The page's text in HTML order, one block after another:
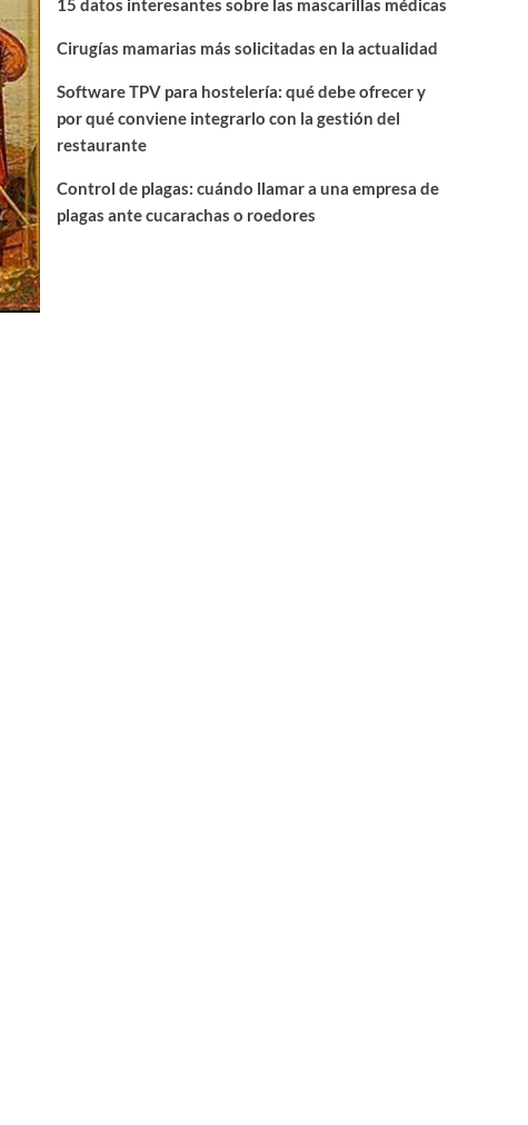
15 datos interesantes sobre las mascarillas médicas
Cirugías mamarias más solicitadas en la actualidad
Software TPV para hostelería: qué debe ofrecer y
por qué conviene integrarlo con la gestión del
restaurante
Control de plagas: cuándo llamar a una empresa de
plagas ante cucarachas o roedores